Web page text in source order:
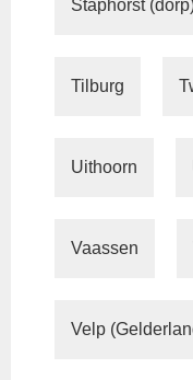
Staphorst
Tilburg
Uithoorn
Vaassen
Velp